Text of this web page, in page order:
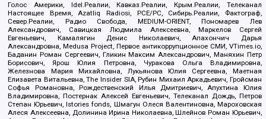
Голос Америки, Idel.Реалии, Кавказ.Реалии, Крым.Реалии, Телеканал
Настоящее Время, Azatliq Radiosi, PCE/PC, Сибирь.Реалии, Фактограф,
Север.Реалии, Радио Свобода, MEDIUM-ORIENT, Пономарев Лев
Александрович, Савицкая Людмила Алексеевна, Маркелов Сергей
Евгеньевич, Камалягин Денис Николаевич, Апахончич Дарья
Александровна, Medusa Project, Первое антикоррупционное СМИ, VTimes.io,
Баданин Роман Сергеевич, Гликин Максим Александрович, Маняхин Петр
Борисович, Ярош Юлия Петровна, Чуракова Ольга Владимировна,
Железнова Мария Михайловна, Лукьянова Юлия Сергеевна, Маетная
Елизавета Витальевна, The Insider SIA, Рубин Михаил Аркадьевич, Гройсман
Софья Романовна, Рождественский Илья Дмитриевич, Апухтина Юлия
Владимировна, Постернак Алексей Евгеньевич, Телеканал Дождь, Петров
Степан Юрьевич, Istories fonds, Шмагун Олеся Валентиновна, Мароховская
Алеся Алексеевна, Долинина Ирина Николаевна, Шлейнов Роман Юрьевич,